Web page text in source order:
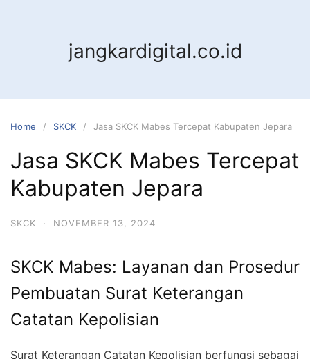
jangkardigital.co.id
Home SKCK Jasa SKCK Mabes Tercepat Kabupaten Jepara
Jasa SKCK Mabes Tercepat
Kabupaten Jepara
SKCK · NOVEMBER 13, 2024
SKCK Mabes: Layanan dan Prosedur
Pembuatan Surat Keterangan
Catatan Kepolisian
Surat Keterangan Catatan Kepolisian berfungsi sebagai